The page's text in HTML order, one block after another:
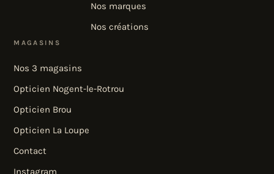
Nos marques
Nos créations
MAGASINS
Nos 3 magasins
Opticien Nogent-le-Rotrou
Opticien Brou
Opticien La Loupe
Contact
Instagram